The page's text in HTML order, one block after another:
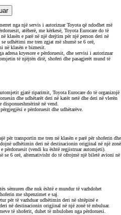
nga një servis i autorizuar Toyota që ndodhet më
atëherë, me kërkesë, Toyota Eurocare do të
klasën e parë në një drejtim për një person deri në
udhëtimi me tren zgjat më shumë se 6 orë,
në klasën e biznesit.
adresa kryesore e përdoruesit, dhe servisi i autorizuar
të njëjtën ditë, shoferi dhe pasagjerët mund të
gjatë riparimit, Toyota Eurocare do të organizojë
dhe udhëtarët deri në katër netë dhe deri në vlerën
disponueshmërinë në vend.
e përdoruesit dhe udhëtarëve.
për transportin me tren në klasën e parë për shoferin dhe
udhëtimin deri në destinacionin origjinal në një zonë
përdoruesit (vendi ku është regjistruar automjeti).
se 6 orë, alternativisht do të ofrojmë një biletë avioni në
sëmuren dhe nuk është e mundur të vazhdohet
me shpenzimet e saj.
për të vazhduar udhëtimin deri në shtëpinë e
në destinacionin origjinal në një zonë të mbuluar.
të shoferit, duhet të mbulohen nga përdoruesi.